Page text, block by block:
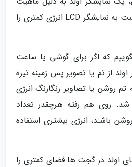
خودتابشی که دارد، نسبت به نمایشگر LCD انرژی کمتری را
که اگر برای گوشی یا ساعت
از تم یا تصویر پس زمینه تیره
تم روشن یا تصاویر رنگارنگ انرژی
روی هم رفته هرچقدر تعداد
باشند، انرژی بیشتری استفاده
اولد در گجت ها فضای کمتری را